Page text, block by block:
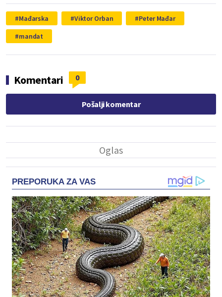
Mađarska Viktor Orban
Peter Mađar
mandat
Komentari 0
Pošalji komentar
PREPORUKA ZA VAS